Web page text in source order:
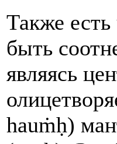
Также
быть
являясь
hauṁḥ)